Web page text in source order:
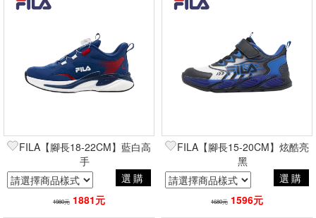
FILA【腳長18-22CM】藍白高
手
選購
1980元 1881元
FILA【腳長15-20CM】炫酷亮
黑
選購
1680元 1596元